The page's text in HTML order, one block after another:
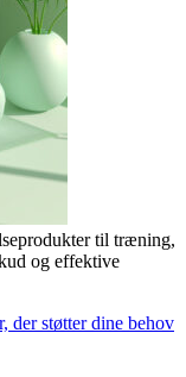
til træning,
og effektive
der støtter dine behov